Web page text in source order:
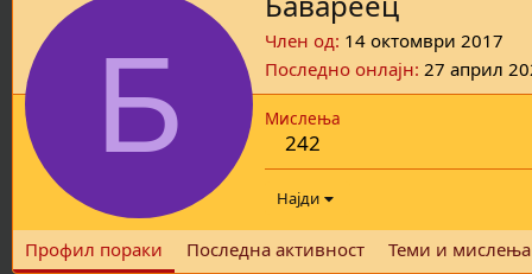
Б Член од 14 октомври 2017
Последно онлајн 27 април
Мислења
242
Најди
Профил пораки Последна активност Теми и мислења